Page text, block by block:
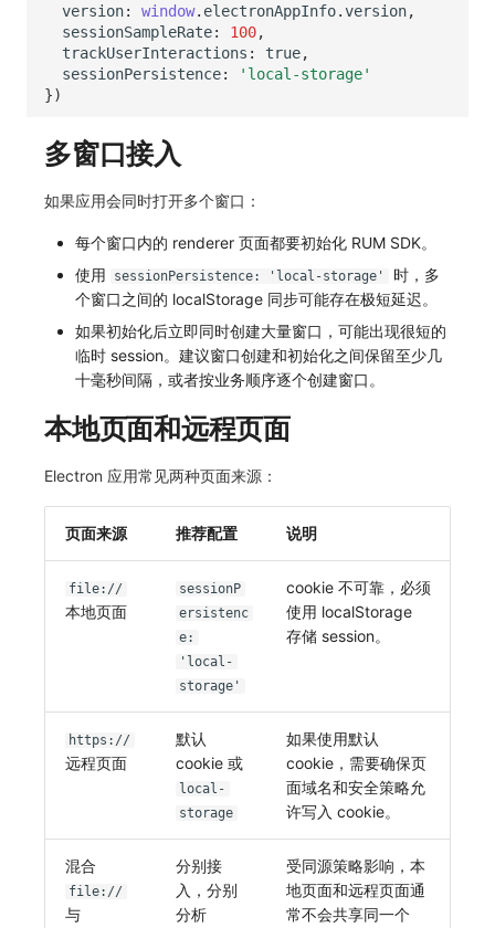
version: window. electronAppInfo.version,
sessionSampleRate: 100,
trackUserInteractions : true,
sessionPersistence:
'local-storage'
})
多窗口接入
如果应用会同时打开多个窗口：
每个窗口内的 renderer 页面都要初始化 RUM SDK。
使用
sessionPersistence: 'local-storage'
时，多
个窗口之间的 localStorage 同步可能存在极短延迟。
如果初始化后立即同时创建大量窗口，可能出现很短的
临时 session。建议窗口创建和初始化之间保留至少几
十毫秒间隔，或者按业务顺序逐个创建窗口。
本地页面和远程页面
Electron 应用常见两种页面来源：
页面来源 推荐配置 说明
file://
本地页面
sessionP
ersistenc
e:
'local-
storage'
cookie 不可靠，必须
使用 localStorage
存储 session。
https://
远程页面
默认
cookie 或
local-
storage
如果使用默认
cookie，需要确保页
面域名和安全策略允
许写入 cookie。
混合
file://
与
分别接
入，分别
分析
受同源策略影响，本
地页面和远程页面通
常不会共享同一个